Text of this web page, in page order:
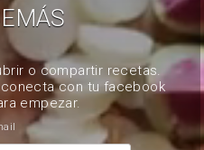
o compartir recetas.
conecta con tu facebook
empezar.